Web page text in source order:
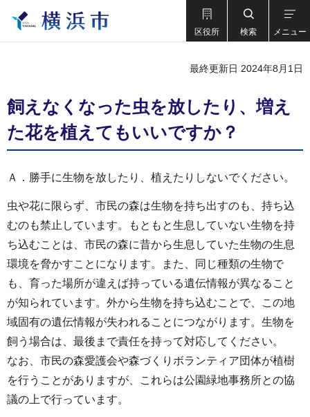
区役所 検索 メニュー
最終更新日 2024年8月1日
飼えなくなった虫を放したり、増え
た花を植えてもいいですか？
Ａ．勝手に生物を放したり、植えたりしないでください。
虫や花に限らず、市民の森は生物を持ち出すのも、持ち込
むのも禁止しています。もともと生息していない生物を持
ち込むことは、市民の森に昔から生息していた生物の生息
環境を脅かすことになります。また、同じ種類の生物で
も、育った場所が違えば持っている遺伝情報が異なること
が知られています。外から生物を持ち込むことで、この地
域固有の遺伝情報が失われることにつながります。生物を
飼う場合は、最後まで責任を持って対応してください。
なお、市民の森愛護会や森づくりボランティア団体が植樹
を行うことがありますが、これらは公園緑地事務所との協
議の上で行っています。